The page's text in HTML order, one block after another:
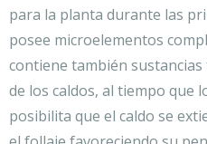
para la planta durante las
posee microelementos
contiene también
de los caldos, al tiempo que
posibilita que el caldo se